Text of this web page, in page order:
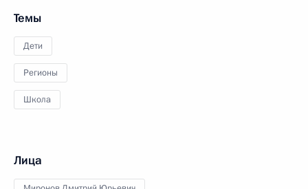
Темы
Дети
Регионы
Школа
Лица